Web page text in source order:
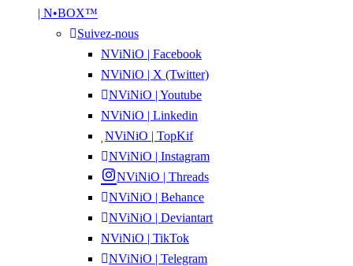
| N•BOX™
Suivez-nous
NViNiO | Facebook
NViNiO | X (Twitter)
NViNiO | Youtube
NViNiO | Linkedin
NViNiO | TopKif
NViNiO | Instagram
NViNiO | Threads
NViNiO | Behance
NViNiO | Deviantart
NViNiO | TikTok
NViNiO | Telegram